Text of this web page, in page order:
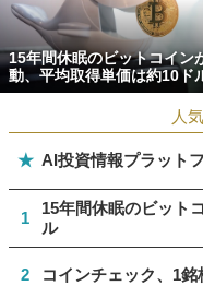
15年間休眠のビットコイン
動、平均取得単価は約10ド
人
★ AI投資情報プラット
1
15年間休眠のビット
ル
2 コインチェック、1